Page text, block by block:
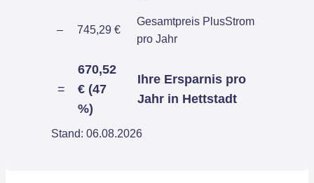
– 745,29 €
Gesamtpreis PlusStrom
pro Jahr
=
670,52
€ (47
%)
Ihre Ersparnis pro
Jahr in Hettstadt
Stand: 06.08.2026